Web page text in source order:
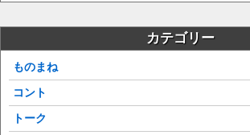
カテゴリー
ものまね
コント
トーク